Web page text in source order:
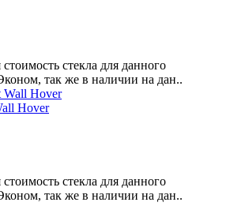
стекла для данного
так же в наличии на дан..
Hover
стекла для данного
так же в наличии на дан..